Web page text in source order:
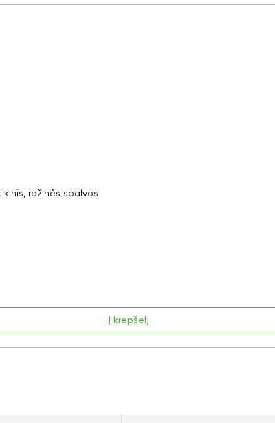
rožinės spalvos
Į krepšelį